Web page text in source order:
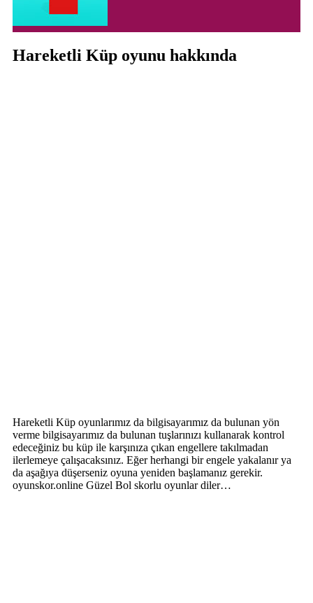
Hareketli Küp oyunu hakkında
Hareketli Küp oyunlarımız da bilgisayarımız da bulunan yön
verme bilgisayarımız da bulunan tuşlarınızı kullanarak kontrol
edeceğiniz bu küp ile karşınıza çıkan engellere takılmadan
ilerlemeye çalışacaksınız. Eğer herhangi bir engele yakalanır ya
da aşağıya düşerseniz oyuna yeniden başlamanız gerekir.
oyunskor.online Güzel Bol skorlu oyunlar diler…